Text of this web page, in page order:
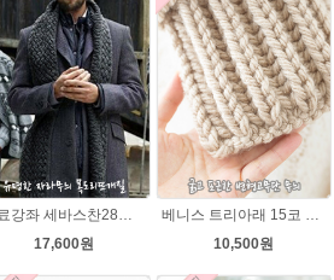
무료강좌 세바스찬28★댄디울 목도리뜨기 뜨개질
17,600원
베니스 트리아래 15코 변형고무뜨기 목도리뜨개질 김씨목도리
10,500원